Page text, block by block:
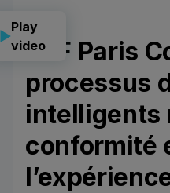
Play
video
CLF Paris
processus
intelligents
conformité